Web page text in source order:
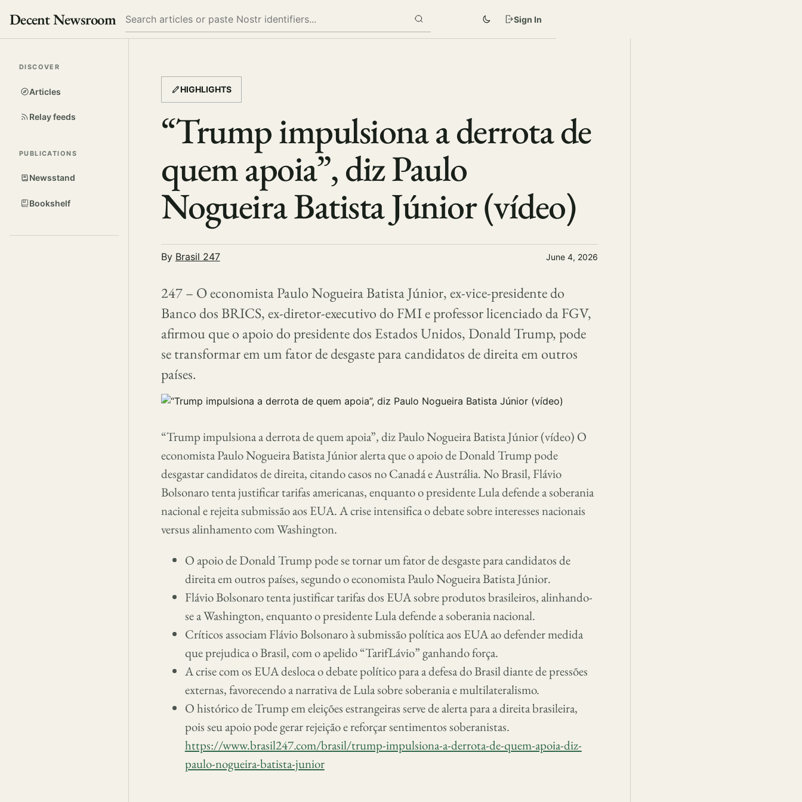
Decent Newsroom Search Sign In
DISCOVER
Articles
Relay feeds
PUBLICATIONS
Newsstand
Bookshelf
HIGHLIGHTS
“Trump impulsiona a derrota de
quem apoia”, diz Paulo
Nogueira Batista Júnior (vídeo)
By Brasil 247 June 4, 2026
247 – O economista Paulo Nogueira Batista Júnior, ex-vice-presidente do
Banco dos BRICS, ex-diretor-executivo do FMI e professor licenciado da FGV,
afirmou que o apoio do presidente dos Estados Unidos, Donald Trump, pode
se transformar em um fator de desgaste para candidatos de direita em outros
países.
“Trump impulsiona a derrota de quem apoia”, diz Paulo Nogueira Batista Júnior (vídeo) O
economista Paulo Nogueira Batista Júnior alerta que o apoio de Donald Trump pode
desgastar candidatos de direita, citando casos no Canadá e Austrália. No Brasil, Flávio
Bolsonaro tenta justificar tarifas americanas, enquanto o presidente Lula defende a soberania
nacional e rejeita submissão aos EUA. A crise intensifica o debate sobre interesses nacionais
versus alinhamento com Washington.
O apoio de Donald Trump pode se tornar um fator de desgaste para candidatos de
direita em outros países, segundo o economista Paulo Nogueira Batista Júnior.
Flávio Bolsonaro tenta justificar tarifas dos EUA sobre produtos brasileiros, alinhando-
se a Washington, enquanto o presidente Lula defende a soberania nacional.
Críticos associam Flávio Bolsonaro à submissão política aos EUA ao defender medida
que prejudica o Brasil, com o apelido “TarifLávio” ganhando força.
A crise com os EUA desloca o debate político para a defesa do Brasil diante de pressões
externas, favorecendo a narrativa de Lula sobre soberania e multilateralismo.
O histórico de Trump em eleições estrangeiras serve de alerta para a direita brasileira,
pois seu apoio pode gerar rejeição e reforçar sentimentos soberanistas.
https://www.brasil247.com/brasil/trump-impulsiona-a-derrota-de-quem-apoia-diz-
paulo-nogueira-batista-junior